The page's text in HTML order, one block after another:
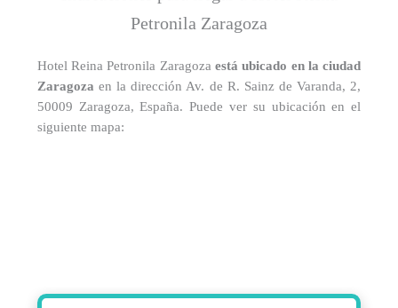
Petronila Zaragoza
Hotel Reina Petronila Zaragoza está ubicado en la ciudad
Zaragoza en la dirección Av. de R. Sainz de Varanda, 2,
50009 Zaragoza, España. Puede ver su ubicación en el
siguiente mapa: